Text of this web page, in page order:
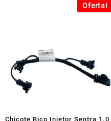
R$67,89.
Oferta!
Chicote Bico Injetor Sentra 1.0